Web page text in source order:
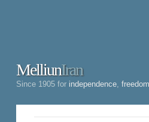
MelliunIran
Since 1905 for independence freedom